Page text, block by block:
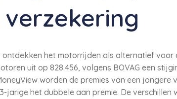
ontdekken het motorrijden als alternatief
uit op 828.456, volgens BOVAG een
worden de premies van een jongere
jarige het dubbele aan premie. De verschillen